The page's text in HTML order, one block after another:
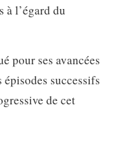
l’égard du
pour ses avancées
successifs
de cet